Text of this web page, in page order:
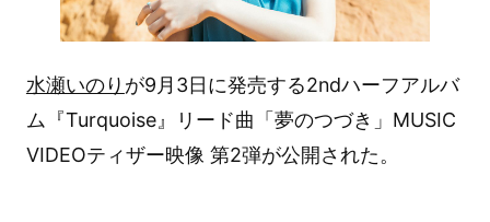
水瀬いのり が9月3日に発売する2ndハーフアルバ
ム『Turquoise』リード曲「夢のつづき」MUSIC
VIDEOティザー映像 第2弾が公開された。